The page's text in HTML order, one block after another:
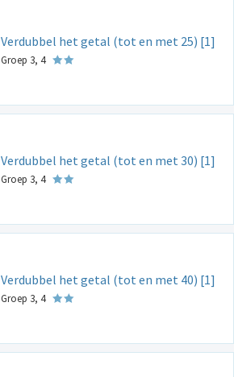
Verdubbel het getal (tot en met 25) [1]
Groep 3, 4
Verdubbel het getal (tot en met 30) [1]
Groep 3, 4
Verdubbel het getal (tot en met 40) [1]
Groep 3, 4